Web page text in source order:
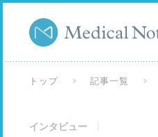
トップ 記事一覧
インタビュー